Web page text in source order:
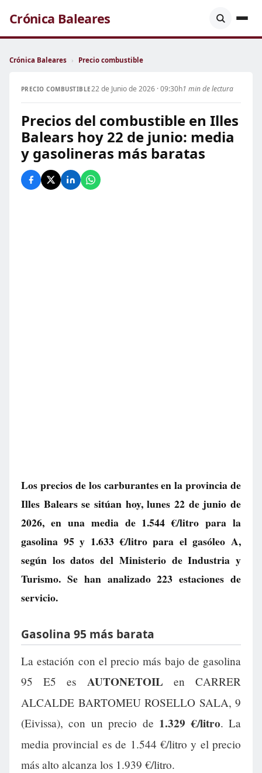
Crónica Baleares
Crónica Baleares › Precio combustible
PRECIO COMBUSTIBLE22 de Junio de 2026 · 09:30h1 min de lectura
Precios del combustible en Illes
Balears hoy 22 de junio: media
y gasolineras más baratas
Los precios de los carburantes en la provincia de
Illes Balears se sitúan hoy, lunes 22 de junio de
2026, en una media de 1.544 €/litro para la
gasolina 95 y 1.633 €/litropara el gasóleo A,
según los datos del Ministerio de Industria y
Turismo. Se han analizado 223 estaciones de
servicio.
Gasolina 95 más barata
La estación con el precio más bajo de gasolina
95 E5 es AUTONETOIL en CARRER
ALCALDE BARTOMEU ROSELLO SALA, 9
(Eivissa), con un precio de 1.329 €/litro. La
media provincial es de 1.544 €/litro y el precio
más alto alcanza los 1.939 €/litro.